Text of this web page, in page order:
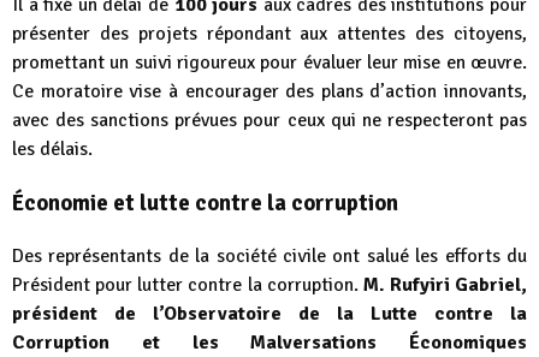
Il a fixé un délai de 100 jours aux cadres des institutions pour
présenter des projets répondant aux attentes des citoyens,
promettant un suivi rigoureux pour évaluer leur mise en œuvre.
Ce moratoire vise à encourager des plans d’action innovants,
avec des sanctions prévues pour ceux qui ne respecteront pas
les délais.
Économie et lutte contre la corruption
Des représentants de la société civile ont salué les efforts du
Président pour lutter contre la corruption. M. Rufyiri Gabriel,
président de l’Observatoire de la Lutte contre la
Corruption et les Malversations Économiques